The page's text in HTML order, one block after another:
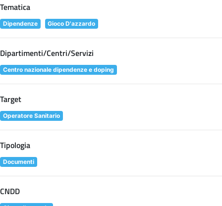
Tematica
Dipendenze Gioco D'azzardo
Dipartimenti/Centri/Servizi
Centro nazionale dipendenze e doping
Target
Operatore Sanitario
Tipologia
Documenti
CNDD